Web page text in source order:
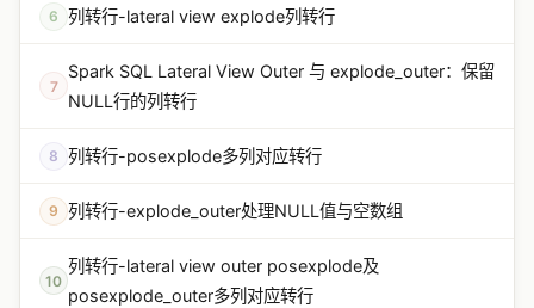
6 列转行-lateral view explode列转行
7
Spark SQL Lateral View Outer 与 explode_outer：保留
NULL行的列转行
8 列转行-posexplode多列对应转行
9 列转行-explode_outer处理NULL值与空数组
10
列转行-lateral view outer posexplode及
posexplode_outer多列对应转行